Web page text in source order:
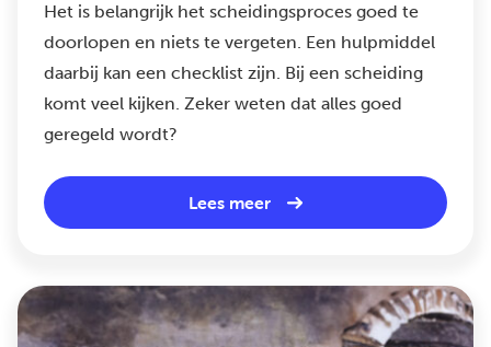
Het is belangrijk het scheidingsproces goed te
doorlopen en niets te vergeten. Een hulpmiddel
daarbij kan een checklist zijn. Bij een scheiding
komt veel kijken. Zeker weten dat alles goed
geregeld wordt?
Lees meer